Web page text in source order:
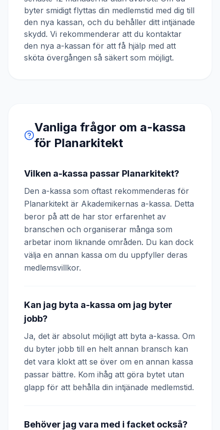
byter smidigt flyttas din medlemstid med dig till
den nya kassan, och du behåller ditt intjänade
skydd. Vi rekommenderar att du kontaktar
den nya a-kassan för att få hjälp med att
sköta övergången så säkert som möjligt.
Vanliga frågor om a-kassa
för Planarkitekt
Vilken a-kassa passar Planarkitekt?
Den a-kassa som oftast rekommenderas för
Planarkitekt är Akademikernas a-kassa. Detta
beror på att de har stor erfarenhet av
branschen och organiserar många som
arbetar inom liknande områden. Du kan dock
välja en annan kassa om du uppfyller deras
medlemsvillkor.
Kan jag byta a-kassa om jag byter
jobb?
Ja, det är absolut möjligt att byta a-kassa. Om
du byter jobb till en helt annan bransch kan
det vara klokt att se över om en annan kassa
passar bättre. Kom ihåg att göra bytet utan
glapp för att behålla din intjänade medlemstid.
Behöver jag vara med i facket också?